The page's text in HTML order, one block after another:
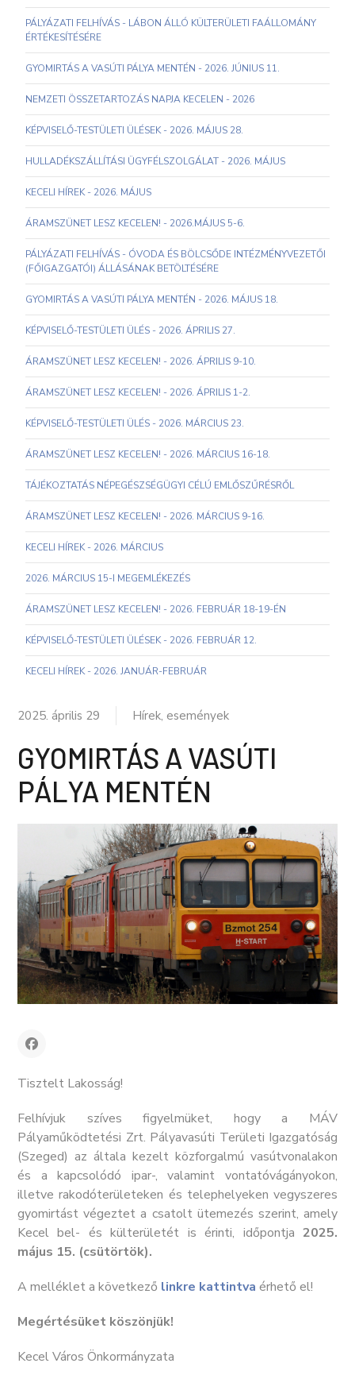
PÁLYÁZATI FELHÍVÁS - LÁBON ÁLLÓ KÜLTERÜLETI FAÁLLOMÁNY
ÉRTÉKESÍTÉSÉRE
GYOMIRTÁS A VASÚTI PÁLYA MENTÉN - 2026. JÚNIUS 11.
NEMZETI ÖSSZETARTOZÁS NAPJA KECELEN - 2026
KÉPVISELŐ-TESTÜLETI ÜLÉSEK - 2026. MÁJUS 28.
HULLADÉKSZÁLLÍTÁSI ÜGYFÉLSZOLGÁLAT - 2026. MÁJUS
KECELI HÍREK - 2026. MÁJUS
ÁRAMSZÜNET LESZ KECELEN! - 2026.MÁJUS 5-6.
PÁLYÁZATI FELHÍVÁS - ÓVODA ÉS BÖLCSŐDE INTÉZMÉNYVEZETŐI
(FŐIGAZGATÓI) ÁLLÁSÁNAK BETÖLTÉSÉRE
GYOMIRTÁS A VASÚTI PÁLYA MENTÉN - 2026. MÁJUS 18.
KÉPVISELŐ-TESTÜLETI ÜLÉS - 2026. ÁPRILIS 27.
ÁRAMSZÜNET LESZ KECELEN! - 2026. ÁPRILIS 9-10.
ÁRAMSZÜNET LESZ KECELEN! - 2026. ÁPRILIS 1-2.
KÉPVISELŐ-TESTÜLETI ÜLÉS - 2026. MÁRCIUS 23.
ÁRAMSZÜNET LESZ KECELEN! - 2026. MÁRCIUS 16-18.
TÁJÉKOZTATÁS NÉPEGÉSZSÉGÜGYI CÉLÚ EMLŐSZŰRÉSRŐL
ÁRAMSZÜNET LESZ KECELEN! - 2026. MÁRCIUS 9-16.
KECELI HÍREK - 2026. MÁRCIUS
2026. MÁRCIUS 15-I MEGEMLÉKEZÉS
ÁRAMSZÜNET LESZ KECELEN! - 2026. FEBRUÁR 18-19-ÉN
KÉPVISELŐ-TESTÜLETI ÜLÉSEK - 2026. FEBRUÁR 12.
KECELI HÍREK - 2026. JANUÁR-FEBRUÁR
2025. április 29 Hírek, események
GYOMIRTÁS A VASÚTI
PÁLYA MENTÉN
Tisztelt Lakosság!
Felhívjuk szíves figyelmüket, hogy a MÁV
Pályaműködtetési Zrt. Pályavasúti Területi Igazgatóság
(Szeged) az általa kezelt közforgalmú vasútvonalakon
és a kapcsolódó ipar-, valamint vontatóvágányokon,
illetve rakodóterületeken és telephelyeken vegyszeres
gyomirtást végeztet a csatolt ütemezés szerint, amely
Kecel bel- és külterületét is érinti, időpontja 2025.
május 15. (csütörtök).
A melléklet a következő linkre kattintva érhető el!
Megértésüket köszönjük!
Kecel Város Önkormányzata